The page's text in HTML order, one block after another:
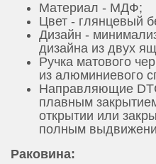
Материал - МДФ;
Цвет - глянцевый
Дизайн -
дизайна из двух
Ручка матового
из алюминиевого
Направляющие
плавным
открытии или
полным
Раковина: